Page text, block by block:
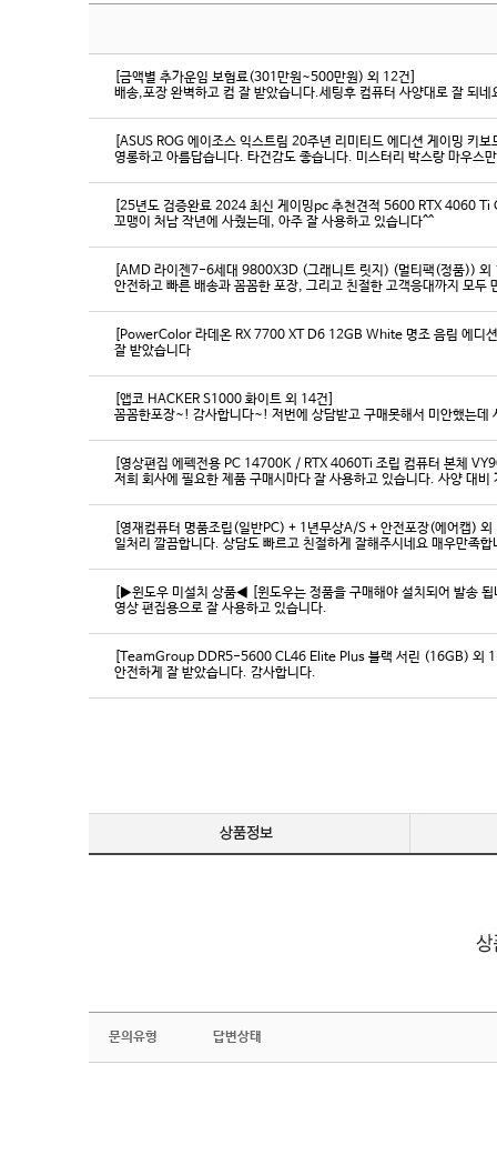
[금액별 추가운임 보험료(301만원~500만원) 외 12건]
배송,포장 완벽하고 컴 잘 받았습니다.세팅후 컴퓨터 사양대로 잘 되
[ASUS ROG 에이조스 익스트림 20주년 리미티드 에디션 게이밍 키
영롱하고 아름답습니다. 타건감도 좋습니다. 미스터리 박스랑 마우스
[25년도 검증완료 2024 최신 게이밍pc 추천견적 5600 RTX 4060
꼬맹이 처남 작년에 사줬는데, 아주 잘 사용하고 있습니다^^
[AMD 라이젠7-6세대 9800X3D (그래니트 릿지) (멀티팩(정품)) 외
[PowerColor 라데온 RX 7700 XT D6 12GB White 명조 음림 에디
잘 받았습니다
[앱코 HACKER S1000 화이트 외 14건]
꼼꼼한포장~! 감사합니다~! 저번에 상담받고 구매못해서 미안했는
[영상편집 에펙전용 PC 14700K / RTX 4060Ti 조립 컴퓨터 본체
[영재컴퓨터 명품조립(일반PC) + 1년무상A/S + 안전포장(에어캡)
일처리 깔끔합니다. 상담도 빠르고 친절하게 잘해주시네요 매우만족
[▶윈도우 미설치 상품◀ [윈도우는 정품을 구매해야 설치되어 발송
영상 편집용으로 잘 사용하고 있습니다.
[TeamGroup DDR5-5600 CL46 Elite Plus 블랙 서린 (16GB) 외
안전하게 잘 받았습니다. 감사합니다.
문의유형 답변상태